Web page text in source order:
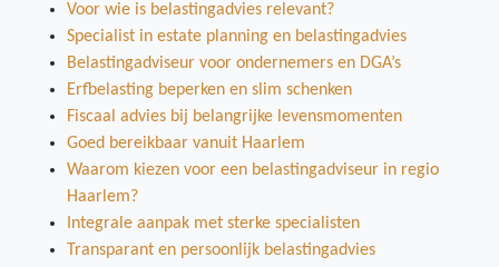
Voor wie is belastingadvies relevant?
Specialist in estate planning en belastingadvies
Belastingadviseur voor ondernemers en DGA’s
Erfbelasting beperken en slim schenken
Fiscaal advies bij belangrijke levensmomenten
Goed bereikbaar vanuit Haarlem
Waarom kiezen voor een belastingadviseur in regio
Haarlem?
Integrale aanpak met sterke specialisten
Transparant en persoonlijk belastingadvies